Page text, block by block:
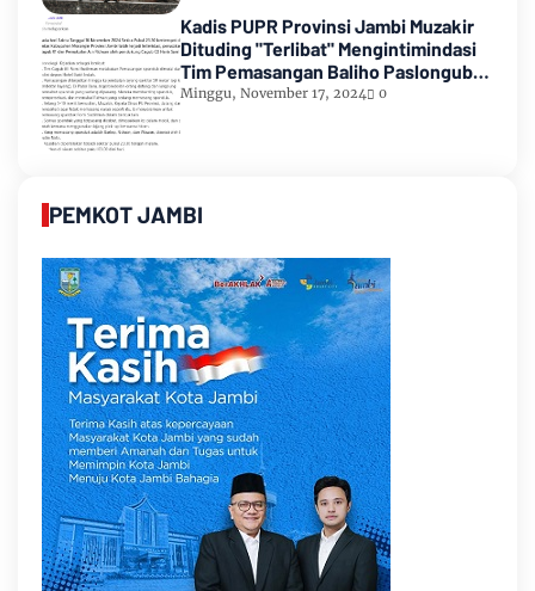
Kadis PUPR Provinsi Jambi Muzakir
Dituding "Terlibat" Mengintimindasi
Tim Pemasangan Baliho Paslongub
Romi-Sudirman
Minggu, November 17, 2024 0
PEMKOT JAMBI